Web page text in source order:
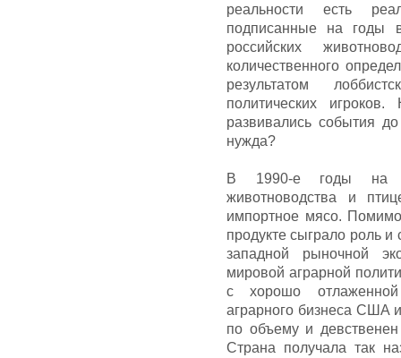
реальности есть
подписанные на годы
российских
количественного
результатом
политических
развивались события
нужда?
В 1990-е годы на
животноводства и
импортное мясо.
продукте сыграло роль и
западной рыночной
мировой аграрной
с хорошо отлаженной
аграрного бизнеса США
по объему и
Страна получала так